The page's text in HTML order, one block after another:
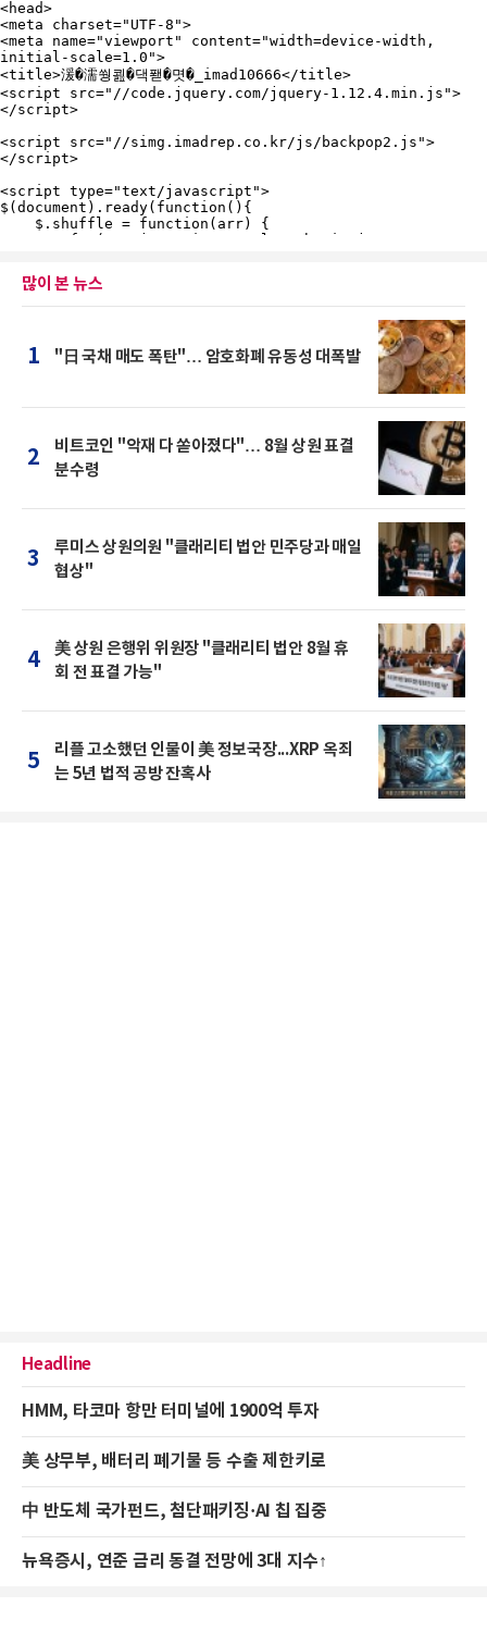
많이 본 뉴스
1 "日 국채 매도 폭탄"… 암호화폐 유동성 대폭발
2
비트코인 "악재 다 쏟아졌다"… 8월 상원 표결
분수령
3
루미스 상원의원 "클래리티 법안 민주당과 매일
협상"
4
美 상원 은행위 위원장 "클래리티 법안 8월 휴
회 전 표결 가능"
5
리플 고소했던 인물이 美 정보국장...XRP 옥죄
는 5년 법적 공방 잔혹사
Headline
HMM, 타코마 항만 터미널에 1900억 투자
美 상무부, 배터리 폐기물 등 수출 제한키로
中 반도체 국가펀드, 첨단패키징·AI 칩 집중
뉴욕증시, 연준 금리 동결 전망에 3대 지수↑